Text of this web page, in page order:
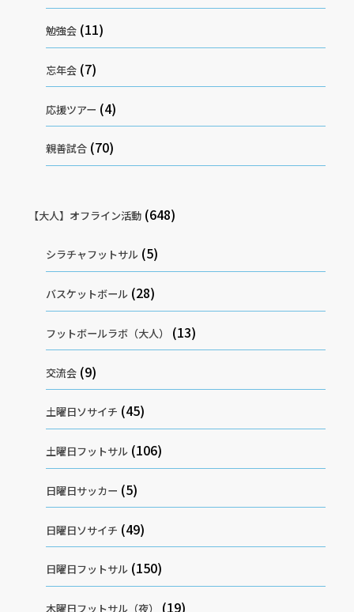
勉強会 (11)
忘年会 (7)
応援ツアー (4)
親善試合 (70)
【大人】オフライン活動(648)
シラチャフットサル (5)
バスケットボール (28)
フットボールラボ（大人） (13)
交流会 (9)
土曜日ソサイチ (45)
土曜日フットサル (106)
日曜日サッカー (5)
日曜日ソサイチ (49)
日曜日フットサル (150)
木曜日フットサル（夜） (19)